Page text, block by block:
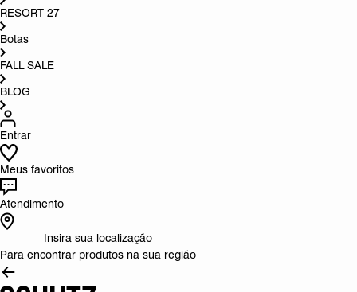
RESORT 27
Botas
FALL SALE
BLOG
Entrar
Meus favoritos
Atendimento
Insira sua localização
Para encontrar produtos na sua região